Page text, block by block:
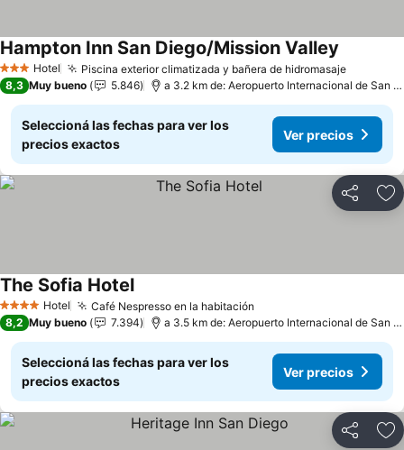
3 Estrellas
Hotel Piscina exterior climatizada y bañera de hidromasajeVer
Hampton Inn San Diego/Mission Valley
8,3 Muy bueno 5.846 a 3.2 km de: Aeropuerto Internacional de San
Seleccioná las fechas para ver los
precios exactos
Ver precios
Compartir
4 EstrellasHotel Café Nespresso en la habitación
The Sofia HotelVer precios
8,2 Muy bueno 7.394 a 3.5 km de: Aeropuerto Internacional de San
Seleccioná las fechas para ver los
precios exactos
Ver precios
Compartir